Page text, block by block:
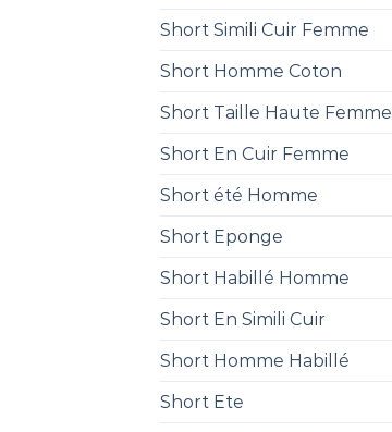
Short Simili Cuir Femme
Short Homme Coton
Short Taille Haute Femme
Short En Cuir Femme
Short été Homme
Short Eponge
Short Habillé Homme
Short En Simili Cuir
Short Homme Habillé
Short Ete